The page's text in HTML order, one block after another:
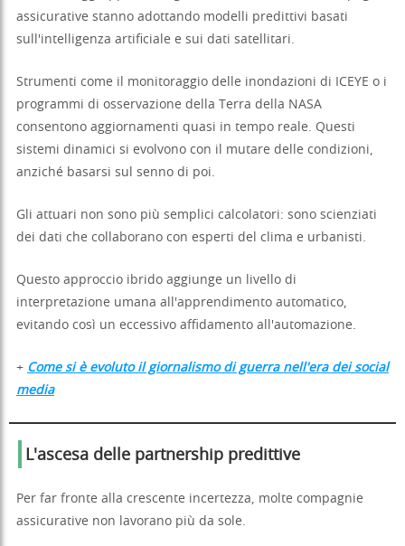
assicurative stanno adottando modelli predittivi basati
sull'intelligenza artificiale e sui dati satellitari.
Strumenti come il monitoraggio delle inondazioni di ICEYE o i
programmi di osservazione della Terra della NASA
consentono aggiornamenti quasi in tempo reale. Questi
sistemi dinamici si evolvono con il mutare delle condizioni,
anziché basarsi sul senno di poi.
Gli attuari non sono più semplici calcolatori: sono scienziati
dei dati che collaborano con esperti del clima e urbanisti.
Questo approccio ibrido aggiunge un livello di
interpretazione umana all'apprendimento automatico,
evitando così un eccessivo affidamento all'automazione.
+ Come si è evoluto il giornalismo di guerra nell'era dei social
media
L'ascesa delle partnership predittive
Per far fronte alla crescente incertezza, molte compagnie
assicurative non lavorano più da sole.